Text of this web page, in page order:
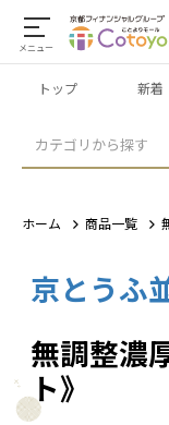
メニュー
カテゴリから探す
トップ 新着
ホーム 商品一覧
京とうふ
無調整濃
ト》